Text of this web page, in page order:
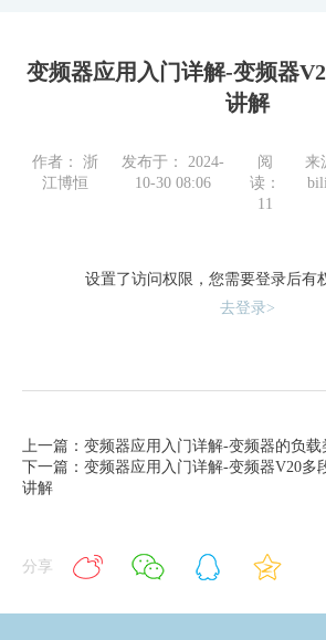
变频器应用入门详解-变频器
讲解
作者： 浙
江博恒
发布于： 2024-
10-30 08:06
阅
读：
11
来
设置了访问权限，您需要登录后有
去登录>
上一篇：变频器应用入门详解-变频器的负载
下一篇：变频器应用入门详解-变频器V20多
讲解
分享